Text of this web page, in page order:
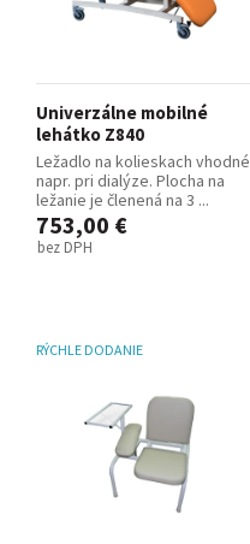
Univerzálne mobilné
lehátko Z840
Ležadlo na kolieskach vhodné
napr. pri dialýze. Plocha na
ležanie je členená na 3 ...
753,00 €
bez DPH
RÝCHLE DODANIE